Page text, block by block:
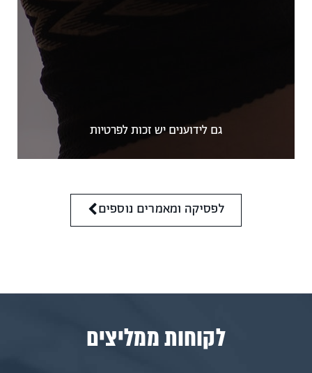
גם לידוענים יש זכות לפרטיות
לפסיקה ומאמרים נוספים
לקוחות ממליצים